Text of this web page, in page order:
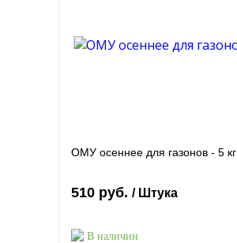
ОМУ осеннее для газонов - 5 кг
510 руб. / Штука
В наличии